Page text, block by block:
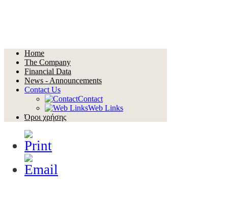
Home
The Company
Financial Data
News - Announcements
Contact Us
Contact
Web Links
Όροι χρήσης